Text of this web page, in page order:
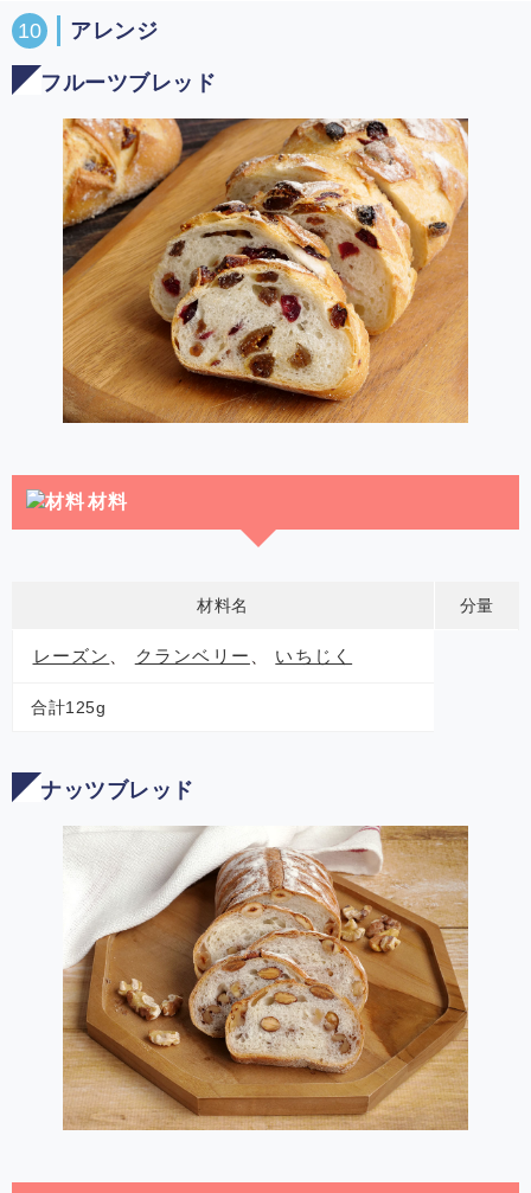
10 アレンジ
フルーツブレッド
材料
材料名 分量
レーズン クランベリー いちじく
合計125g
ナッツブレッド